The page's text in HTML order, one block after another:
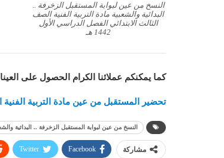
النسخ من عين لبوابة المستقبل الزخرفة ..
البدائية والشعبية مادة التربية الفنية الصف
الثالث الابتدائي الفصل الدراسي الأول
1442 هـ
كما يمكنكم عملائنا الكرام الحصول على
تحضير المستقبل من عين مادة التربية الفنية
النسخ من عين لبوابة المستقبل الزخرفة .. البدائية
مشاركة Facebook
Twitter